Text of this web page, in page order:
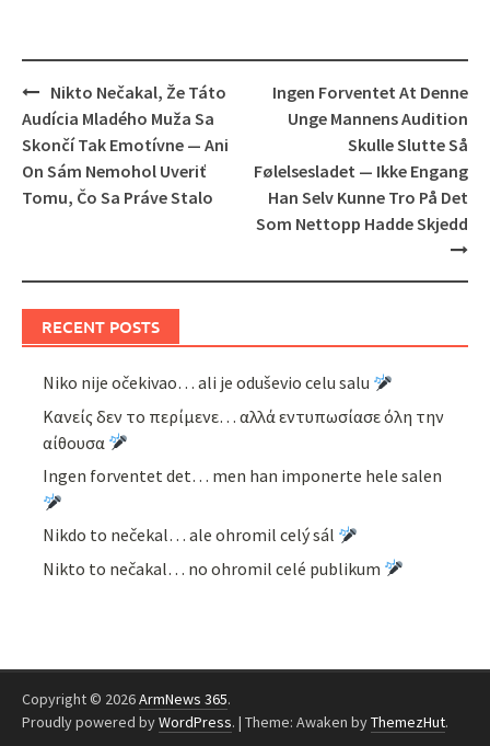
Post
navigation
Nikto Nečakal, Že Táto
Audícia Mladého Muža Sa
Skončí Tak Emotívne — Ani
On Sám Nemohol Uveriť
Tomu, Čo Sa Práve Stalo
Ingen Forventet At Denne
Unge Mannens Audition
Skulle Slutte Så
Følelsesladet — Ikke Engang
Han Selv Kunne Tro På Det
Som Nettopp Hadde Skjedd
RECENT POSTS
Niko nije očekivao… ali je oduševio celu salu
Κανείς δεν το περίμενε… αλλά εντυπωσίασε όλη την
αίθουσα
Ingen forventet det… men han imponerte hele salen
Nikdo to nečekal… ale ohromil celý sál
Nikto to nečakal… no ohromil celé publikum
Copyright © 2026ArmNews 365.
Proudly powered byWordPress. | Theme: Awaken byThemezHut.